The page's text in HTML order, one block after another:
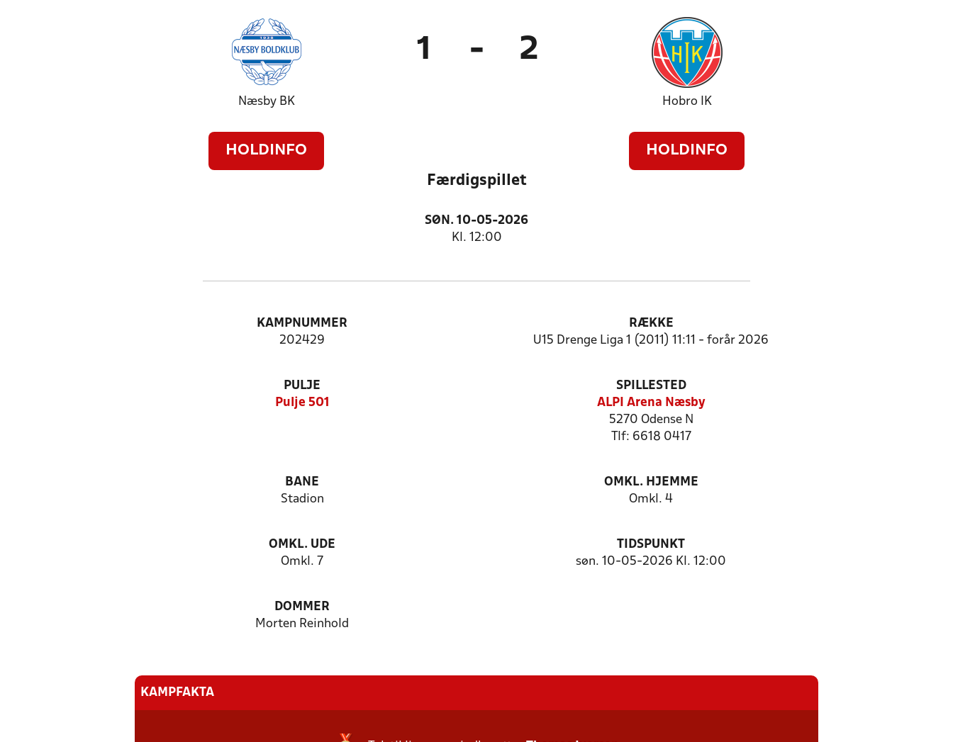
Næsby BK
HOLDINFO
1 - 2
Hobro IK
HOLDINFO
Færdigspillet
SØN. 10-05-2026
Kl. 12:00
KAMPNUMMER
202429
RÆKKE
U15 Drenge Liga 1 (2011) 11:11 - forår 2026
PULJE
Pulje 501
SPILLESTED
ALPI Arena Næsby
5270 Odense N
Tlf: 6618 0417
BANE
Stadion
OMKL. HJEMME
Omkl. 4
OMKL. UDE
Omkl. 7
TIDSPUNKT
søn. 10-05-2026 Kl. 12:00
DOMMER
Morten Reinhold
KAMPFAKTA